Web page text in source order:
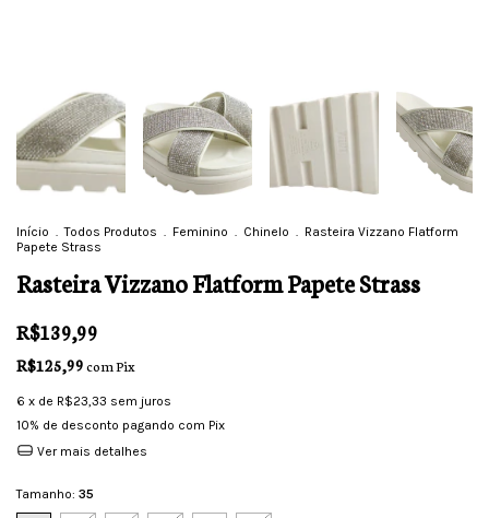
Início Todos Produtos Feminino Chinelo
Rasteira Vizzano Flatform
Papete Strass
Rasteira Vizzano Flatform Papete Strass
R$139,99
R$125,99comPix
6 x de R$23,33 sem juros
10% de desconto pagando com Pix
Ver mais detalhes
Tamanho: 35